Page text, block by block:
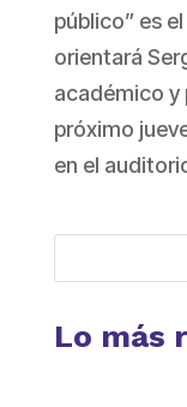
público” es
orientará
académico
próximo
en el
Lo más